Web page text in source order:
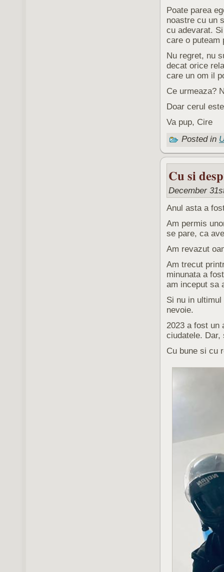
Poate parea
noastre cu un
cu adevarat.
care o puteam
Nu regret, nu
decat orice
care un om il
Ce urmeaza?
Doar cerul
Va pup, Cire
Posted in
Cu si
December
Anul asta a
Am permis
se pare, ca
Am revazut
Am trecut
minunata a
am inceput sa
Si nu in
nevoie.
2023 a fost un
ciudatele. Dar,
Cu bune si cu